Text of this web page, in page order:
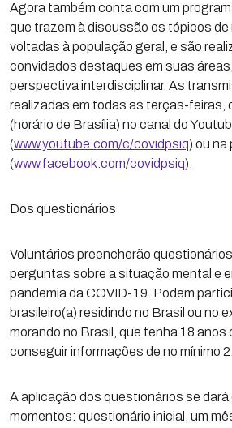
Agora também conta com um
que trazem à discussão os tópicos de
voltadas à população geral, e são
convidados destaques em suas
perspectiva interdisciplinar. As
realizadas em todas as terças-feiras,
(horário de Brasília) no canal do
(www.youtube.com/c/covidpsiq) ou na
(www.facebook.com/covidpsiq).
Dos questionários
Voluntários preencherão
perguntas sobre a situação mental e
pandemia da COVID-19. Podem
brasileiro(a) residindo no Brasil ou no
morando no Brasil, que tenha 18 anos
conseguir informações de no mínimo
A aplicação dos questionários se dará
momentos: questionário inicial, um